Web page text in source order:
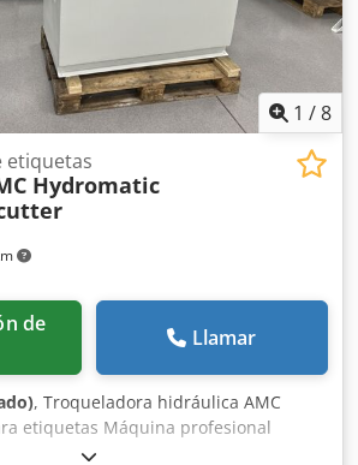
1 /8
etiquetas
Hydromatic
Llamar
, Troqueladora hidráulica AMC
etiquetas Máquina profesional
I Hofx Ahcjrf AMC es líder